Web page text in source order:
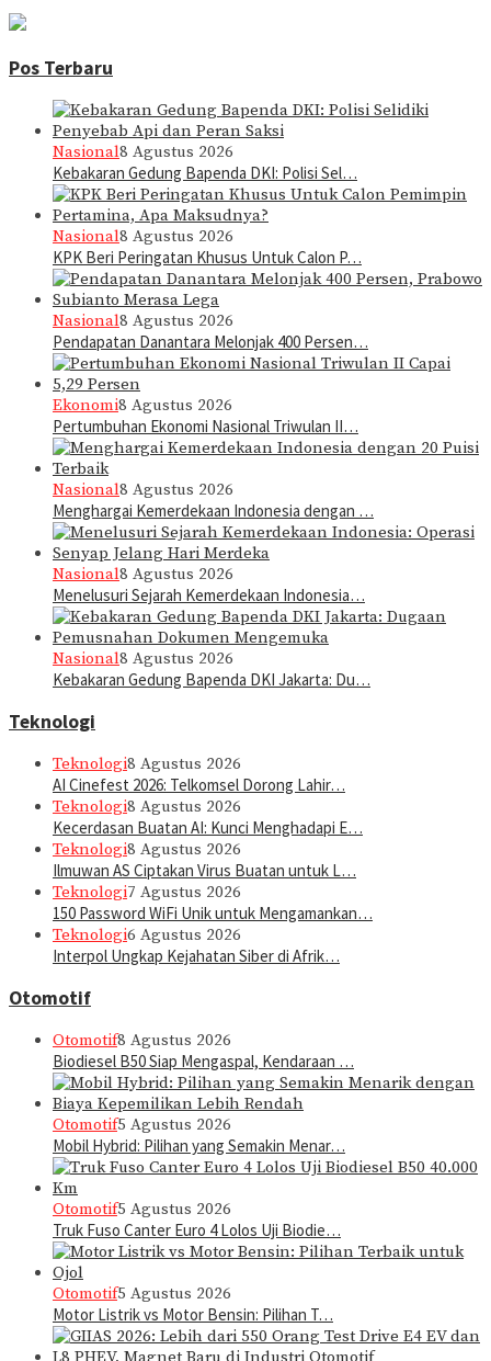
Pos Terbaru
Nasional8 Agustus 2026
Kebakaran Gedung Bapenda DKI: Polisi Sel…
Nasional8 Agustus 2026
KPK Beri Peringatan Khusus Untuk Calon P…
Nasional8 Agustus 2026
Pendapatan Danantara Melonjak 400 Persen…
Ekonomi8 Agustus 2026
Pertumbuhan Ekonomi Nasional Triwulan II…
Nasional8 Agustus 2026
Menghargai Kemerdekaan Indonesia dengan …
Nasional8 Agustus 2026
Menelusuri Sejarah Kemerdekaan Indonesia…
Nasional8 Agustus 2026
Kebakaran Gedung Bapenda DKI Jakarta: Du…
Teknologi
Teknologi8 Agustus 2026
AI Cinefest 2026: Telkomsel Dorong Lahir…
Teknologi8 Agustus 2026
Kecerdasan Buatan AI: Kunci Menghadapi E…
Teknologi8 Agustus 2026
Ilmuwan AS Ciptakan Virus Buatan untuk L…
Teknologi7 Agustus 2026
150 Password WiFi Unik untuk Mengamankan…
Teknologi6 Agustus 2026
Interpol Ungkap Kejahatan Siber di Afrik…
Otomotif
Otomotif8 Agustus 2026
Biodiesel B50 Siap Mengaspal, Kendaraan …
Otomotif5 Agustus 2026
Mobil Hybrid: Pilihan yang Semakin Menar…
Otomotif5 Agustus 2026
Truk Fuso Canter Euro 4 Lolos Uji Biodie…
Otomotif5 Agustus 2026
Motor Listrik vs Motor Bensin: Pilihan T…